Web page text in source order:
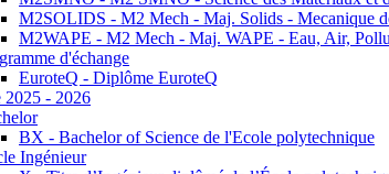
M2SOLIDS - M2 Mech - Maj. Solids - Mecanique
M2WAPE - M2 Mech - Maj. WAPE - Eau, Air,
d'échange
EuroteQ - Diplôme EuroteQ
2025 - 2026
BX - Bachelor of Science de l'Ecole polytechnique
Ingénieur